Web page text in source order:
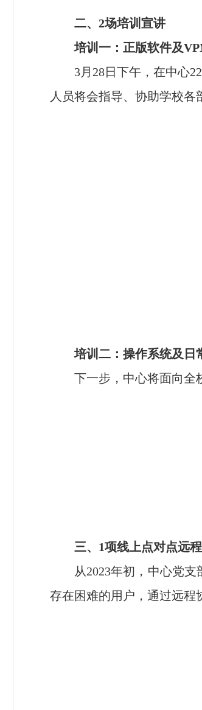
二、2场培训宣讲
培训一：正版软件及
3月 28日下午，在中心
人员将会指导、协助学校各
培训二：操作系统及日
下一步，中心将面向全
三、 1项线上点对点远
从2023年初，中心党支
存在困难的用户，通过远程